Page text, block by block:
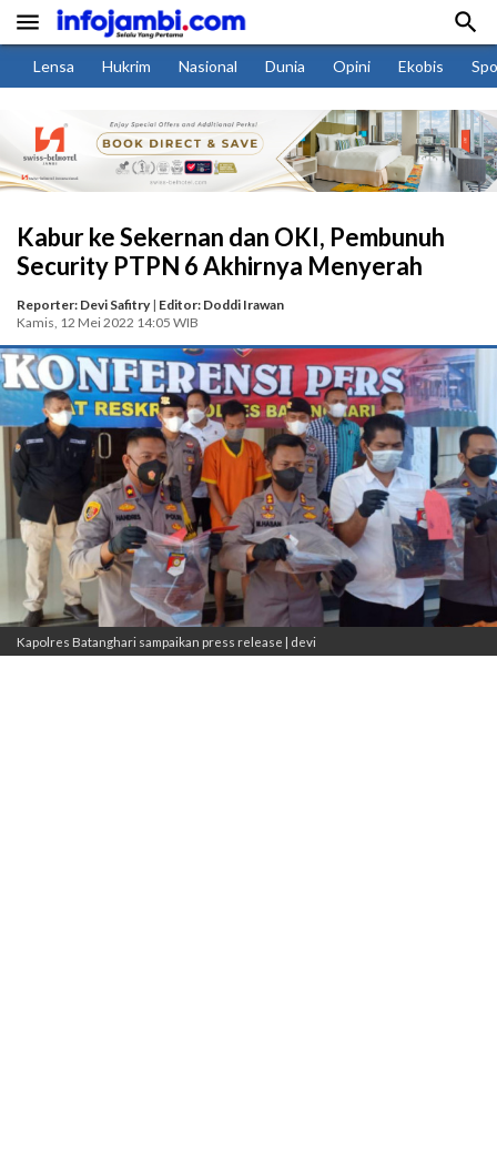
 
Lensa Hukrim Nasional Dunia Opini Ekobis
Kabur ke Sekernan dan OKI, Pembunuh
Security PTPN 6 Akhirnya Menyerah
Reporter: Devi Safitry| Editor: Doddi Irawan
Kamis, 12 Mei 2022 14:05 WIB
Kapolres Batanghari sampaikan press release | devi